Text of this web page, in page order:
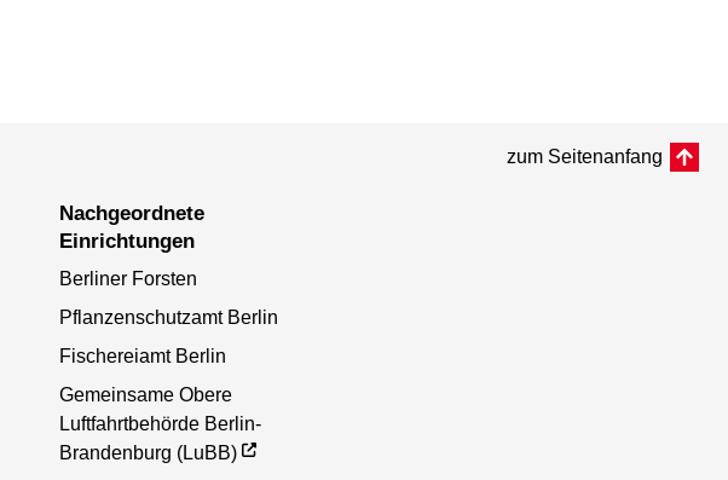
zum Seitenanfang
Nachgeordnete
Einrichtungen
Berliner Forsten
Pflanzenschutzamt Berlin
Fischereiamt Berlin
Gemeinsame Obere
Luftfahrtbehörde Berlin-
Brandenburg (LuBB)